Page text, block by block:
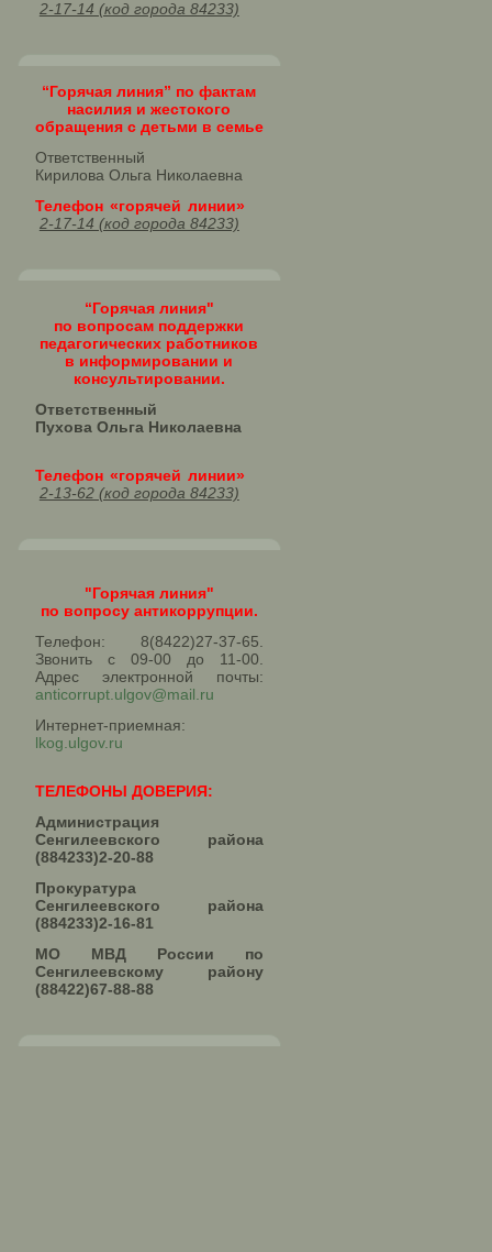
2-17-14 (код города 84233)
“Горячая линия” по фактам
насилия и жестокого
обращения с детьми в семье
Ответственный
Кирилова Ольга Николаевна
Телефон «горячей линии»
2-17-14 (код города 84233)
“Горячая линия"
по вопросам поддержки
педагогических работников
в информировании и
консультировании.
Ответственный
Пухова Ольга Николаевна
Телефон «горячей линии»
2-13-62 (код города 84233)
"Горячая линия"
по вопросу антикоррупции.
Телефон: 8(8422)27-37-65.
Звонить с 09-00 до 11-00.
Адрес электронной почты:
anticorrupt.ulgov@mail.ru
Интернет-приемная:
lkog.ulgov.ru
ТЕЛЕФОНЫ ДОВЕРИЯ:
Администрация
Сенгилеевского района
(884233)2-20-88
Прокуратура
Сенгилеевского района
(884233)2-16-81
МО МВД России по
Сенгилеевскому району
(88422)67-88-88